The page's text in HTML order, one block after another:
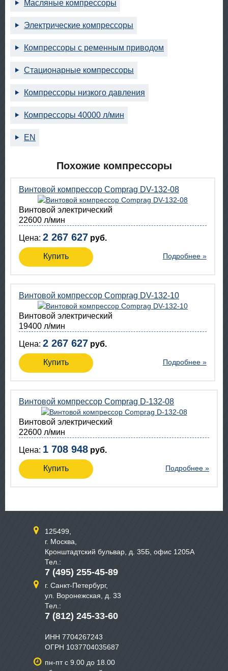
Масляные компрессоры
Электрические компрессоры
Компрессоры с ременным приводом
Стационарные компрессоры
Компрессоры низкого давления
Компрессоры 40000 л/мин
EN
Похожие компрессоры
Винтовой компрессор Comprag DV-132-08
Винтовой электрический
22600 л/мин
Цена: 2 267 627 руб.
Купить Подробнее »
Винтовой компрессор Comprag DV-132-10
Винтовой электрический
19400 л/мин
Цена: 2 267 627 руб.
Купить Подробнее »
Винтовой компрессор Comprag D-132-08
Винтовой электрический
22600 л/мин
Цена: 1 708 948 руб.
Купить Подробнее »
125499,
г. Москва,
Кронштадтский бульвар, д. 35Б, офис 1205А
Тел.:
7 (495) 255-45-89
г. Санкт-Петербург,
ул. Воронежская, д. 33
Тел.:
7 (812) 245-33-60
ИНН 7704267243
ОГРН 1037704035687
пн-пт с 9.00 до 18.00